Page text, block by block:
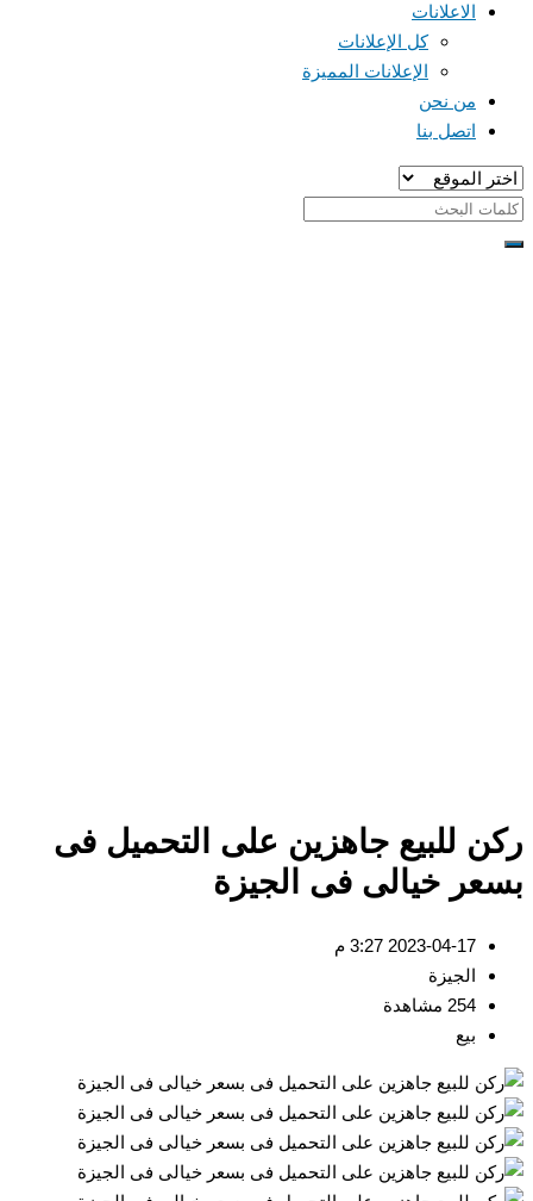
الاعلانات
كل الإعلانات
الإعلانات المميزة
من نحن
اتصل بنا
للبيع جاهزين على التحميل فى
خيالى فى الجيزة
2023-04-17 3:27 م
الجيزة
254 مشاهدة
بيع